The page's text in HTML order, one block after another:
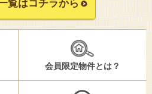
覧はコチラから
会員限定物件とは？